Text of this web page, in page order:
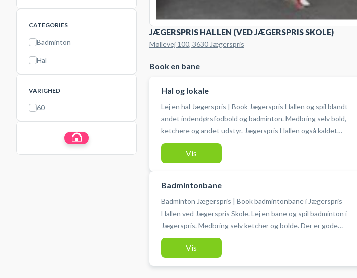
CATEGORIES
Badminton
Hal
VARIGHED
60
JÆGERSPRIS HALLEN (VED JÆGERSPRIS SKOLE)
Møllevej 100, 3630 Jægerspris
Book en bane
Hal og lokale
Lej en hal Jægerspris | Book Jægerspris Hallen og spil blandt
andet indendørsfodbold og badminton. Medbring selv bold,
ketchere og andet udstyr. Jægerspris Hallen også kaldet
Sognehallen ligger ved Jægerspris bibliotek.
Vis
Badmintonbane
Badminton Jægerspris | Book badmintonbane i Jægerspris
Hallen ved Jægerspris Skole. Lej en bane og spil badminton i
Jægerspris. Medbring selv ketcher og bolde. Der er gode
parkeringsmuligheder.
Vis